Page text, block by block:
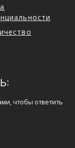
чтобы ответить